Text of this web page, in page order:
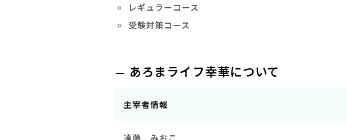
レギュラーコース
受験対策コース
あろまライフ幸華について
主宰者情報